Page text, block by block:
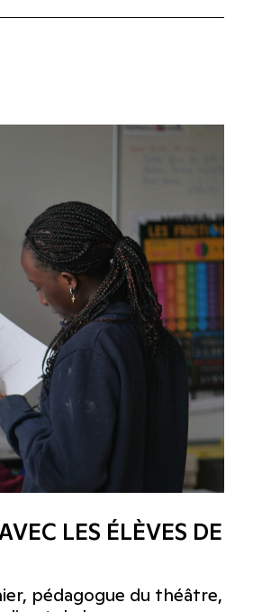
LES ÉLÈVES DE
pédagogue du théâtre,